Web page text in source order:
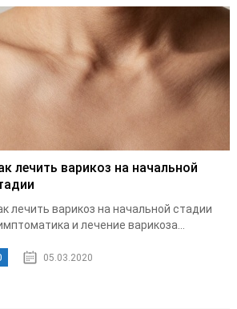
лечить варикоз на начальной
лечить варикоз на начальной стадии
и лечение варикоза...
05.03.2020